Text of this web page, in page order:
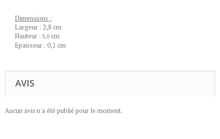
Dimensions :
Largeur : 2,8 cm
Hauteur : 5,0 cm
Epaisseur : 0,1 cm
AVIS
Aucun avis n'a été publié pour le moment.